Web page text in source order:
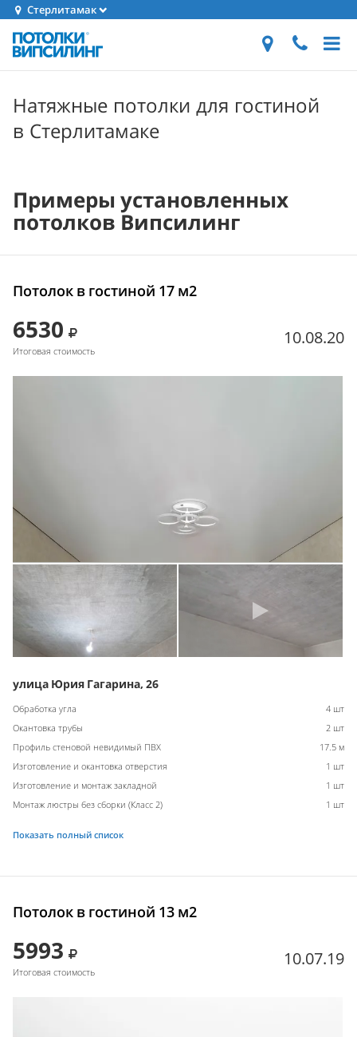
Стерлитамак
Натяжные потолки для гостиной
в Стерлитамаке
Примеры установленных
потолков Випсилинг
Потолок в гостиной 17 м2
6530
Итоговая стоимость
10.08.20
улица Юрия Гагарина, 26
Обработка угла
4 шт
Окантовка трубы
2 шт
Профиль стеновой невидимый ПВХ
17.5 м
Изготовление и окантовка отверстия
1 шт
Изготовление и монтаж закладной
1 шт
Монтаж люстры без сборки (Класс 2)
1 шт
Показать полный список
Потолок в гостиной 13 м2
5993
Итоговая стоимость
10.07.19